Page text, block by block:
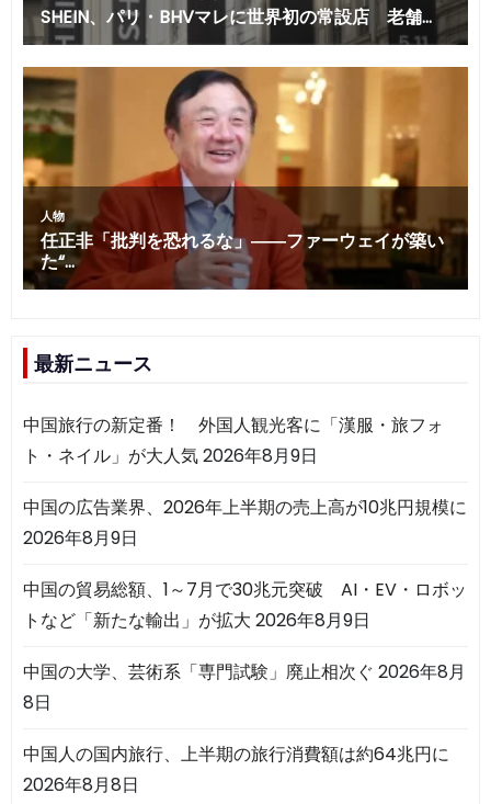
最新ニュース
中国旅行の新定番！ 外国人観光客に「漢服・旅フォ
ト・ネイル」が大人気2026年8月9日
中国の広告業界、2026年上半期の売上高が10兆円規模に
2026年8月9日
中国の貿易総額、1～7月で30兆元突破 AI・EV・ロボッ
トなど「新たな輸出」が拡大 2026年8月9日
中国の大学、芸術系「専門試験」廃止相次ぐ 2026年8月
8日
中国人の国内旅行、上半期の旅行消費額は約64兆円に
2026年8月8日